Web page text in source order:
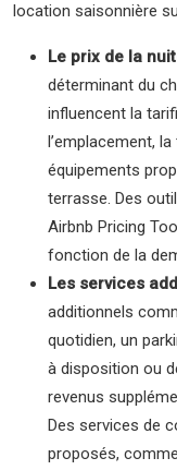
location saisonnière
Le prix de la
déterminant du
influencent la
l’emplacement,
équipements
terrasse. Des
Airbnb Pricing
fonction de la
Les services
additionnels
quotidien, un
à disposition ou
revenus
Des services de
proposés,